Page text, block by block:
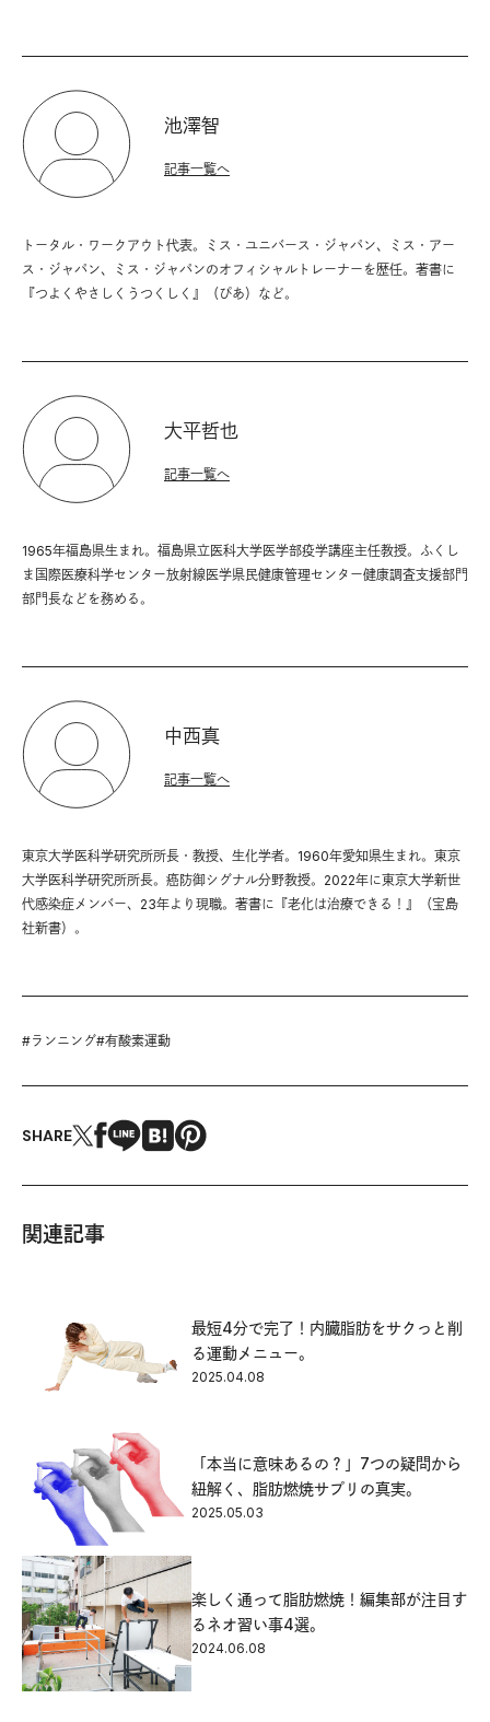
池澤智
トータル・ワークアウト代表。ミス・ユニバース・ジャパン、ミス・アー
ス・ジャパン、ミス・ジャパンのオフィシャルトレーナーを歴任。著書に
『つよくやさしくうつくしく』（ぴあ）など。
記事一覧へ
大平哲也
1965年福島県生まれ。福島県立医科大学医学部疫学講座主任教授。ふくし
ま国際医療科学センター放射線医学県民健康管理センター健康調査支援部門
部門長などを務める。
記事一覧へ
中西真
東京大学医科学研究所所長・教授、生化学者。1960年愛知県生まれ。東京
大学医科学研究所所長。癌防御シグナル分野教授。2022年に東京大学新世
代感染症メンバー、23年より現職。著書に『老化は治療できる！』（宝島
社新書）。
記事一覧へ
#ランニング#有酸素運動
SHARE
関連記事
最短4分で完了！内臓脂肪をサクっと削
る運動メニュー。
2025.04.08
「本当に意味あるの？」7つの疑問から
紐解く、脂肪燃焼サプリの真実。
2025.05.03
楽しく通って脂肪燃焼！編集部が注目す
るネオ習い事4選。
2024.06.08